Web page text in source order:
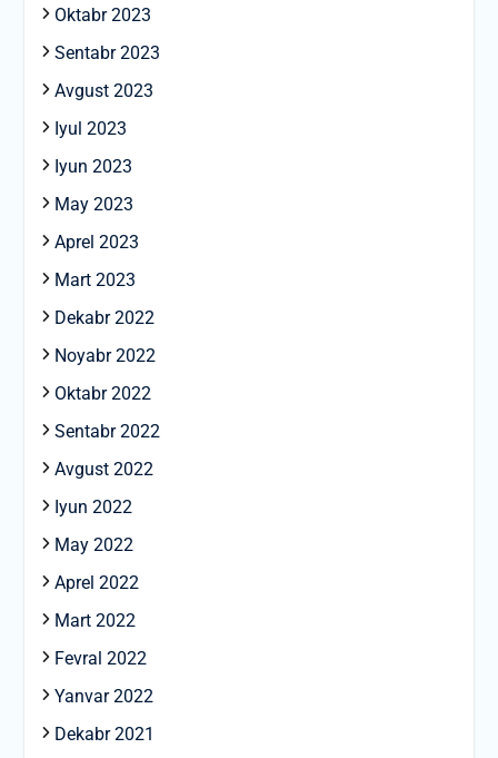
Oktabr 2023
Sentabr 2023
Avgust 2023
Iyul 2023
Iyun 2023
May 2023
Aprel 2023
Mart 2023
Dekabr 2022
Noyabr 2022
Oktabr 2022
Sentabr 2022
Avgust 2022
Iyun 2022
May 2022
Aprel 2022
Mart 2022
Fevral 2022
Yanvar 2022
Dekabr 2021